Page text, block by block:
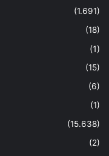
(1.691)
(18)
(1)
(15)
(6)
(1)
(15.638)
(2)